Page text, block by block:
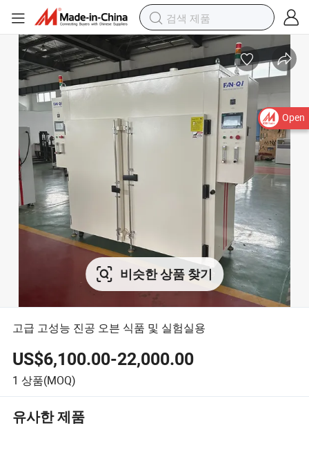
Open
비슷한 상품 찾기
고급 고성능 진공 오븐 식품 및 실험실용
US$6,100.00-22,000.00
1 상품(MOQ)
유사한 제품